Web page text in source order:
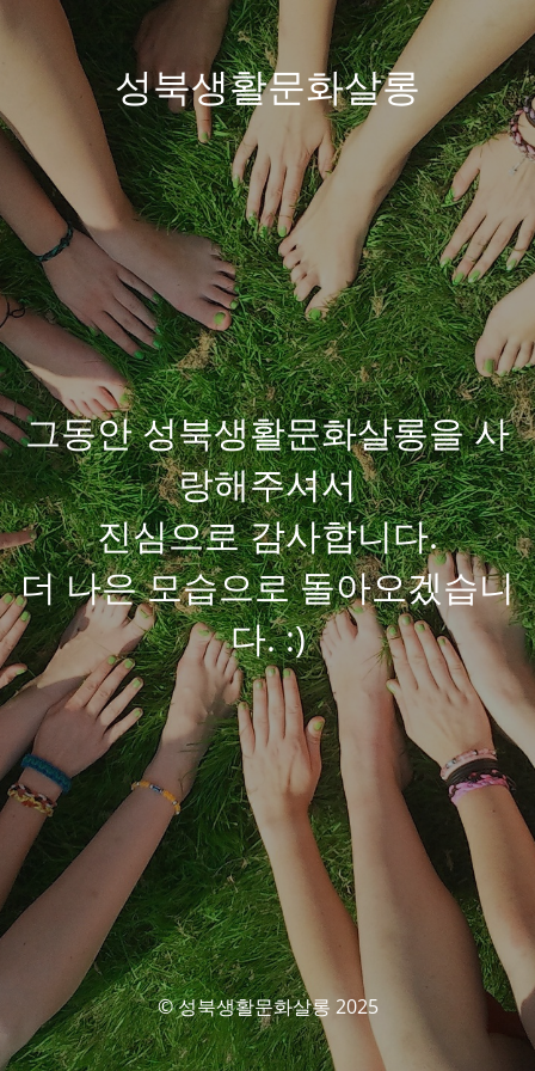
성북생활문화살롱
그동안 성북생활문화살롱을 사
랑해주셔서
진심으로 감사합니다.
더 나은 모습으로 돌아오겠습니
다. :)
© 성북생활문화살롱 2025